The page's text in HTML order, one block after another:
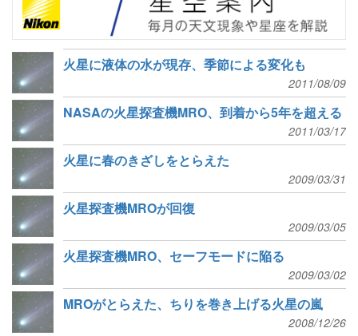
火星に液体の水が現存、季節による変化も
2011/08/09
NASAの火星探査機MRO、到着から5年を超える
2011/03/17
火星に春のきざしをとらえた
2009/03/31
火星探査機MROが回復
2009/03/05
火星探査機MRO、セーフモードに陥る
2009/03/02
MROがとらえた、ちりを巻き上げる火星の嵐
2008/12/26